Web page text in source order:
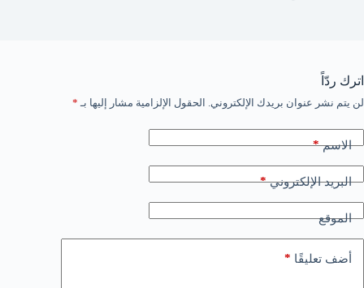
اترك ردّاً
لن يتم نشر عنوان بريدك الإلكتروني. الحقول الإلزامية مشار إليها بـ *
الاسم*
البريد الإلكتروني*
الموقع
أضف تعليقًا *